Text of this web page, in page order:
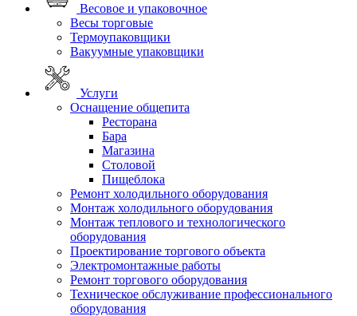
Весовое и упаковочное
Весы торговые
Термоупаковщики
Вакуумные упаковщики
Услуги
Оснащение общепита
Ресторана
Бара
Магазина
Столовой
Пищеблока
Ремонт холодильного оборудования
Монтаж холодильного оборудования
Монтаж теплового и технологического
оборудования
Проектирование торгового объекта
Электромонтажные работы
Ремонт торгового оборудования
Техническое обслуживание профессионального
оборудования